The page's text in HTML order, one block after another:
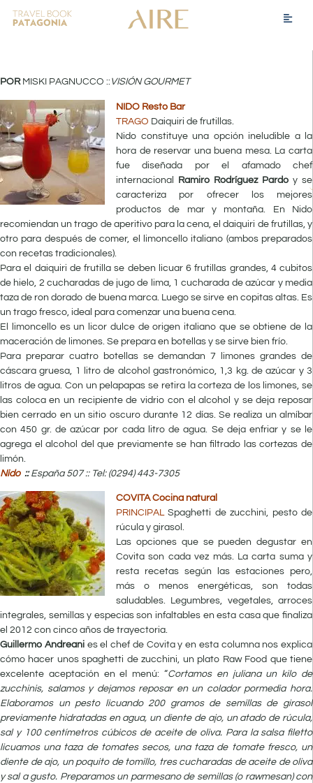
PORMISKI PAGNUCCO :: VISIÓN GOURMET
NIDO Resto Bar
TRAGO Daiquiri de frutillas.
Nido constituye una opción ineludible a la
hora de reservar una buena mesa. La carta
fue diseñada por el afamado chef
internacional Ramiro Rodríguez Pardo y se
caracteriza por ofrecer los mejores
productos de mar y montaña. En Nido
recomiendan un trago de aperitivo para la cena, el daiquiri de frutillas, y
otro para después de comer, el limoncello italiano (ambos preparados
con recetas tradicionales).
Para el daiquiri de frutilla se deben licuar 6 frutillas grandes, 4 cubitos
de hielo, 2 cucharadas de jugo de lima, 1 cucharada de azúcar y media
taza de ron dorado de buena marca. Luego se sirve en copitas altas. Es
un trago fresco, ideal para comenzar una buena cena.
El limoncello es un licor dulce de origen italiano que se obtiene de la
maceración de limones. Se prepara en botellas y se sirve bien frío.
Para preparar cuatro botellas se demandan 7 limones grandes de
cáscara gruesa, 1 litro de alcohol gastronómico, 1,3 kg. de azúcar y 3
litros de agua. Con un pelapapas se retira la corteza de los limones, se
las coloca en un recipiente de vidrio con el alcohol y se deja reposar
bien cerrado en un sitio oscuro durante 12 días. Se realiza un almíbar
con 450 gr. de azúcar por cada litro de agua. Se deja enfriar y se le
agrega el alcohol del que previamente se han filtrado las cortezas de
limón.
Nido::España 507 :: Tel: (0294) 443-7305
COVITA Cocina natural
PRINCIPALSpaghetti de zucchini, pesto de
rúcula y girasol.
Las opciones que se pueden degustar en
Covita son cada vez más. La carta suma y
resta recetas según las estaciones pero,
más o menos energéticas, son todas
saludables. Legumbres, vegetales, arroces
integrales, semillas y especias son infaltables en esta casa que finaliza
el 2012 con cinco años de trayectoria.
Guillermo Andreanies el chef de Covita y en esta columna nos explica
cómo hacer unos spaghetti de zucchini, un plato Raw Food que tiene
excelente aceptación en el menú: “Cortamos en juliana un kilo de
zucchinis, salamos y dejamos reposar en un colador pormedia hora.
Elaboramos un pesto licuando 200 gramos de semillas de girasol
previamente hidratadas en agua, un diente de ajo, un atado de rúcula,
sal y 100 centímetros cúbicos de aceite de oliva. Para la salsa filetto
licuamos una taza de tomates secos, una taza de tomate fresco, un
diente de ajo, un poquito de tomillo, tres cucharadas de aceite de oliva
y sal a gusto. Preparamos un parmesano de semillas (o rawmesan) con